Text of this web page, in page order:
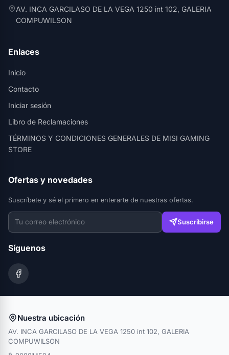
AV. INCA GARCILASO DE LA VEGA 1250 int 102, GALERIA
COMPUWILSON
Enlaces
Inicio
Contacto
Iniciar sesión
Libro de Reclamaciones
TÉRMINOS Y CONDICIONES GENERALES DE MISI GAMING
STORE
Ofertas y novedades
Suscríbete y sé el primero en enterarte de nuestras ofertas.
Suscribirse
Síguenos
Nuestra ubicación
AV. INCA GARCILASO DE LA VEGA 1250 int 102, GALERIA
COMPUWILSON